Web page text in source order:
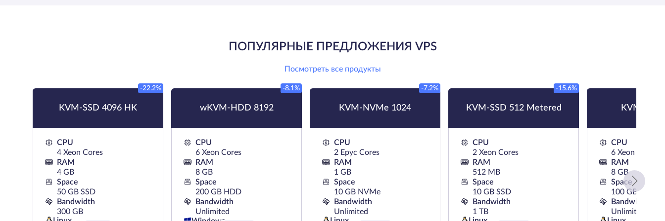
ПОПУЛЯРНЫЕ ПРЕДЛОЖЕНИЯ VPS
Посмотреть все продукты
KVM-SSD 4096 HK
-22.2%
CPU
4 Xeon Cores
RAM
4 GB
Space
50 GB SSD
Bandwidth
300 GB
wKVM-HDD 8192
-8.1%
CPU
6 Xeon Cores
RAM
8 GB
Space
200 GB HDD
Bandwidth
Unlimited
KVM-NVMe 1024
-7.2%
CPU
2 Epyc Cores
RAM
1 GB
Space
10 GB NVMe
Bandwidth
Unlimited
KVM-SSD 512 Metered
-15.6%
CPU
2 Xeon Cores
RAM
512 MB
Space
10 GB SSD
Bandwidth
1 TB
KVM-SSD
CPU
6 Xeon Cores
RAM
8 GB
Space
100 GB SSD
Bandwidth
Unlimited